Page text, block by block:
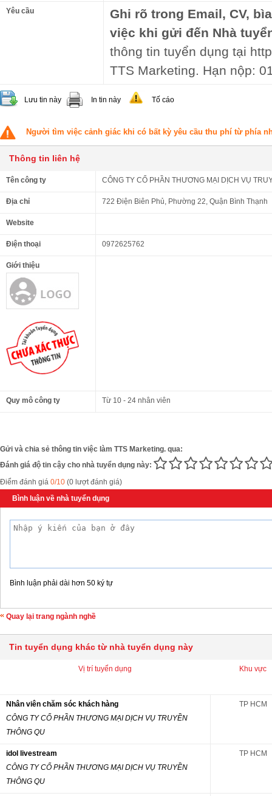
Yêu cầu
Ghi rõ trong Email, CV,
việc khi gửi đến Nhà
thông tin tuyển dụng tại
TTS Marketing. Hạn nộp:
Lưu tin này In tin này Tố cáo
Người tìm việc cảnh giác khi có bất kỳ yêu cầu thu phí từ phía
Thông tin liên hệ
Tên công ty CÔNG TY CỔ PHẦN THƯƠNG MẠI DỊCH VỤ
Địa chỉ 722 Điện Biên Phủ, Phường 22, Quận Bình Thạnh
Website
Điện thoại 0972625762
Giới thiệu
Quy mô công ty Từ 10 - 24 nhân viên
Gửi và chia sẻ thông tin việc làm TTS Marketing. qua:
Đánh giá độ tin cậy cho nhà tuyển dụng này:
Điểm đánh giá 0/10 (0 lượt đánh giá)
Bình luận về nhà tuyển dụng
Bình luận phải dài hơn 50 ký tự
Quay lại trang ngành nghề
Tin tuyển dụng khác từ nhà tuyển dụng này
Vị trí tuyển dụng Khu vực
Nhân viên chăm sóc khách hàng
CÔNG TY CỔ PHẦN THƯƠNG MẠI DỊCH VỤ TRUYỀN
THÔNG QU
TP HCM
idol livestream
CÔNG TY CỔ PHẦN THƯƠNG MẠI DỊCH VỤ TRUYỀN
THÔNG QU
TP HCM